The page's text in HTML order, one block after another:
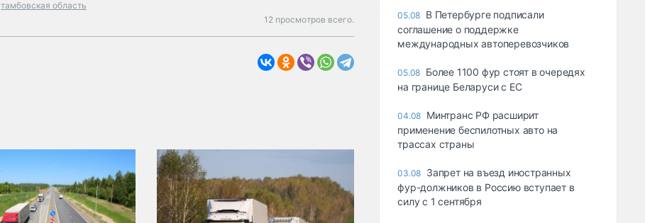
тамбовская область
12 просмотров всего.
05.08 В Петербурге подписали
соглашение о поддержке
международных автоперевозчиков
05.08 Более 1100 фур стоят в очередях
на границе Беларуси с ЕС
04.08 Минтранс РФ расширит
применение беспилотных авто на
трассах страны
03.08 Запрет на въезд иностранных
фур-должников в Россию вступает в
силу с 1 сентября